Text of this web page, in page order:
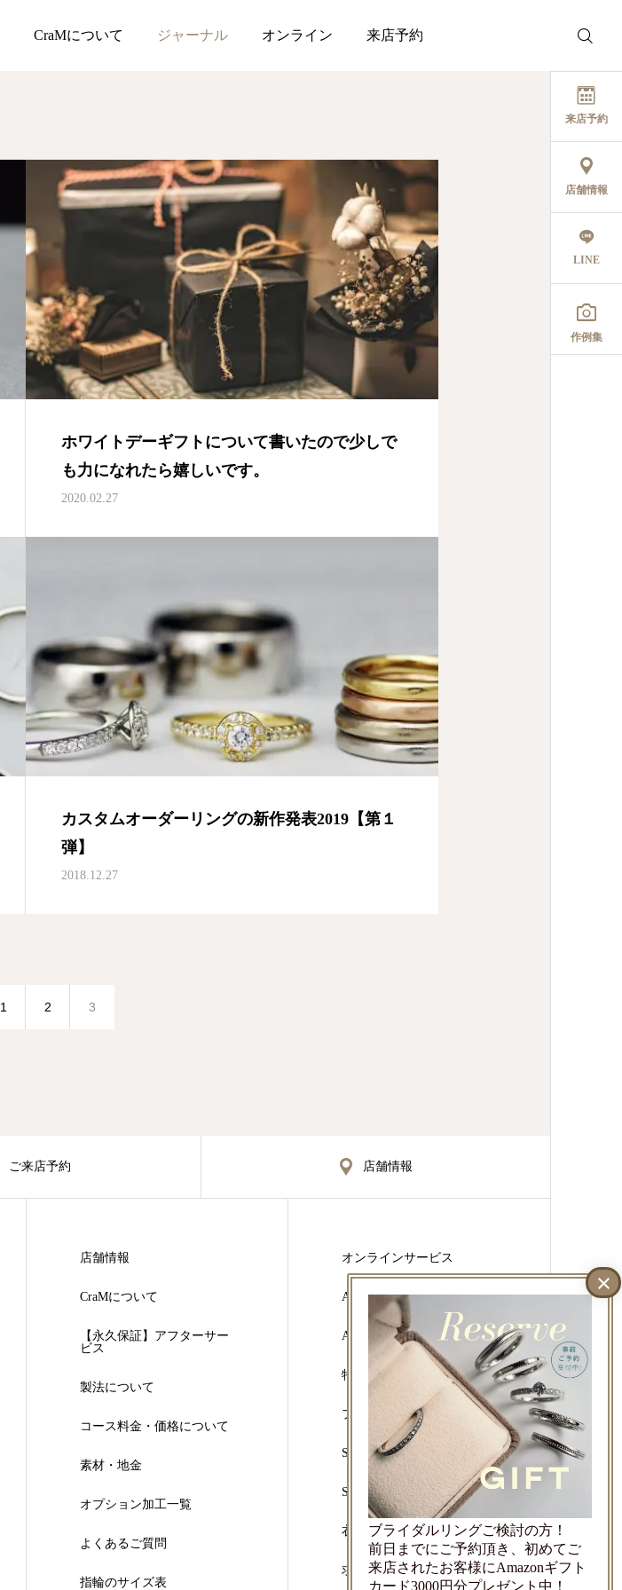
CraMについて ジャーナル オンライン 来店予約
来店予約
店舗情報
LINE

作例集
ホワイトデーギフトについて書いたので少しで
も力になれたら嬉しいです。
2020.02.27
カスタムオーダーリングの新作発表2019【第１
弾】
2018.12.27
1 2 3
ご来店予約 店舗情報
店舗情報
CraMについて
【永久保証】アフターサー
ビス
製法について
コース料金・価格について
素材・地金
オプション加工一覧
よくあるご質問
指輪のサイズ表
オンラインサービス
Atelier CraM Online Shop
Artisan Works Online Shop
特定商取引法に基づく表示
プライバシーポリシー
SNSリンク
SDGsへの取り組み
衣装協力のご依頼
求人情報
ブライダルリングご検討の方！
前日までにご予約頂き、初めてご
来店されたお客様にAmazonギフト
カード3000円分プレゼント中！